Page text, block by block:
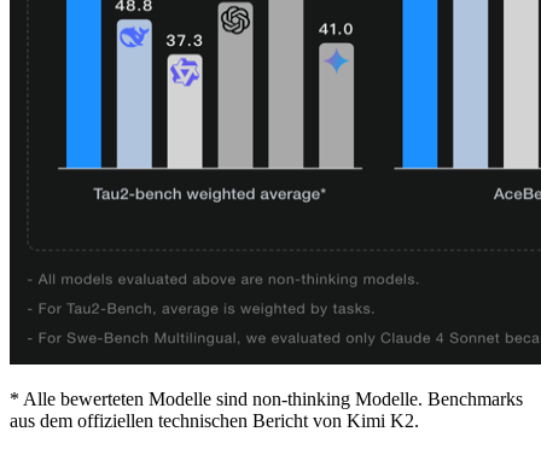
* Alle bewerteten Modelle sind non‑thinking Modelle. Benchmarks
aus dem offiziellen technischen Bericht von Kimi K2.